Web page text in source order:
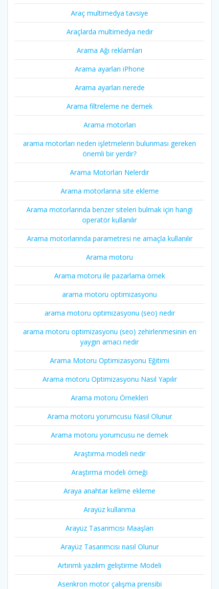
Araç multimedya tavsiye
Araçlarda multimedya nedir
Arama Ağı reklamları
Arama ayarları iPhone
Arama ayarları nerede
Arama filtreleme ne demek
Arama motorları
arama motorları neden işletmelerin bulunması gereken
önemli bir yerdir?
Arama Motorları Nelerdir
Arama motorlarına site ekleme
Arama motorlarında benzer siteleri bulmak için hangi
operatör kullanılır
Arama motorlarında parametresi ne amaçla kullanılır
Arama motoru
Arama motoru ile pazarlama örnek
arama motoru optimizasyonu
arama motoru optimizasyonu (seo) nedir
arama motoru optimizasyonu (seo) zehirlenmesinin en
yaygın amacı nedir
Arama Motoru Optimizasyonu Eğitimi
Arama motoru Optimizasyonu Nasıl Yapılır
Arama motoru Örnekleri
Arama motoru yorumcusu Nasıl Olunur
Arama motoru yorumcusu ne demek
Araştırma modeli nedir
Araştırma modeli örneği
Araya anahtar kelime ekleme
Arayüz kullanma
Arayüz Tasarımcısı Maaşları
Arayüz Tasarımcısı nasıl Olunur
Artırımlı yazılım geliştirme Modeli
Asenkron motor çalışma prensibi